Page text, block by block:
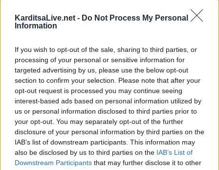
KarditsaLive.net - Do Not Process My Personal
Information
If you wish to opt-out of the sale, sharing to third parties, or
processing of your personal or sensitive information for
targeted advertising by us, please use the below opt-out
section to confirm your selection. Please note that after your
opt-out request is processed you may continue seeing
interest-based ads based on personal information utilized by
us or personal information disclosed to third parties prior to
your opt-out. You may separately opt-out of the further
disclosure of your personal information by third parties on the
IAB’s list of downstream participants. This information may
also be disclosed by us to third parties on the IAB’s List of
Downstream Participants that may further disclose it to other
Υγεία: Ο θόρυβος των δρόμων αυξάνει τον
κίνδυνο εμφάνισης Πάρκινσ…
21 Ιουλίου 2026, 10:18